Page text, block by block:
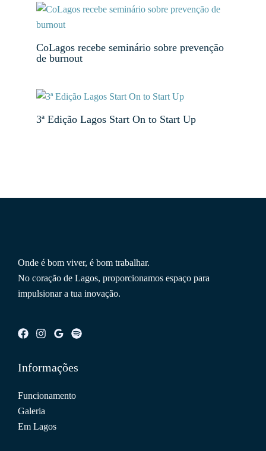
CoLagos recebe seminário sobre prevenção
de burnout
3ª Edição Lagos Start On to Start Up
Onde é bom viver, é bom trabalhar.
No coração de Lagos, proporcionamos espaço para
impulsionar a tua inovação.
Informações
Funcionamento
Galeria
Em Lagos